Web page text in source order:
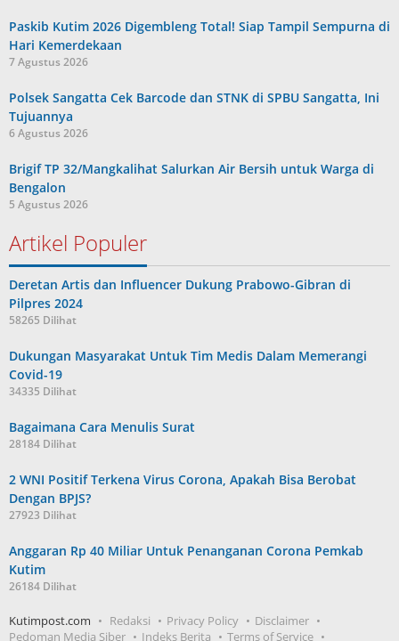
Paskib Kutim 2026 Digembleng Total! Siap Tampil Sempurna di
Hari Kemerdekaan
7 Agustus 2026
Polsek Sangatta Cek Barcode dan STNK di SPBU Sangatta, Ini
Tujuannya
6 Agustus 2026
Brigif TP 32/Mangkalihat Salurkan Air Bersih untuk Warga di
Bengalon
5 Agustus 2026
Artikel Populer
Deretan Artis dan Influencer Dukung Prabowo-Gibran di
Pilpres 2024
58265 Dilihat
Dukungan Masyarakat Untuk Tim Medis Dalam Memerangi
Covid-19
34335 Dilihat
Bagaimana Cara Menulis Surat
28184 Dilihat
2 WNI Positif Terkena Virus Corona, Apakah Bisa Berobat
Dengan BPJS?
27923 Dilihat
Anggaran Rp 40 Miliar Untuk Penanganan Corona Pemkab
Kutim
26184 Dilihat
Kutimpost.com Redaksi Privacy Policy
Disclaimer
Pedoman Media Siber
Indeks Berita Terms of Service